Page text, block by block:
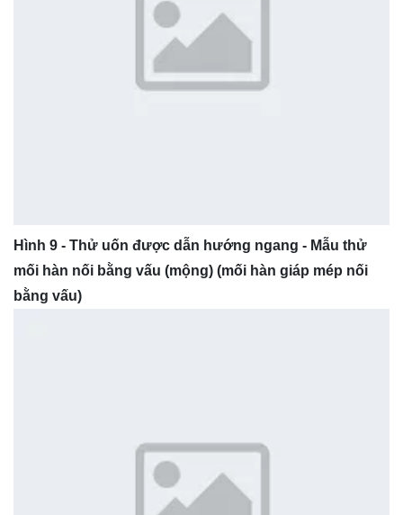
Hình 9 - Thử uốn được dẫn hướng ngang - Mẫu thử
mối hàn nối bằng vấu (mộng) (mối hàn giáp mép nối
bằng vấu)